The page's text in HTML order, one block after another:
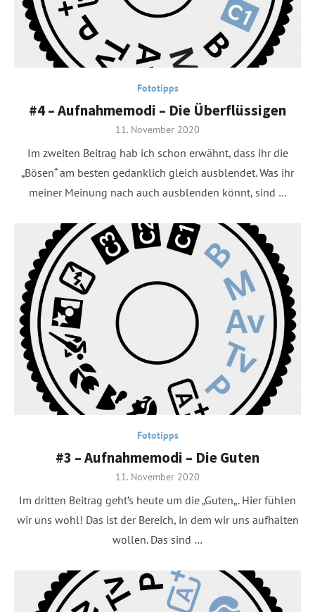
Fototipps
#4 – Aufnahmemodi – Die Überflüssigen
Posted
11. November 2020
Im zweiten Beitrag hab ich schon erwähnt, dass ihr die
„Bösen“ am besten gedanklich gleich ausblendet. Was ihr
meiner Meinung nach auch ausblenden könnt, sind …
Fototipps
#3 – Aufnahmemodi – Die Guten
Posted
11. November 2020
Im dritten Beitrag geht’s heute um die „Guten„. Hier fühlen
wir uns wohl! Das ist der Bereich, in dem wir uns aufhalten
wollen. Das sind …